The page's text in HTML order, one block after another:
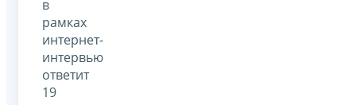
в
рамках
интернет-
интервью
ответит
19